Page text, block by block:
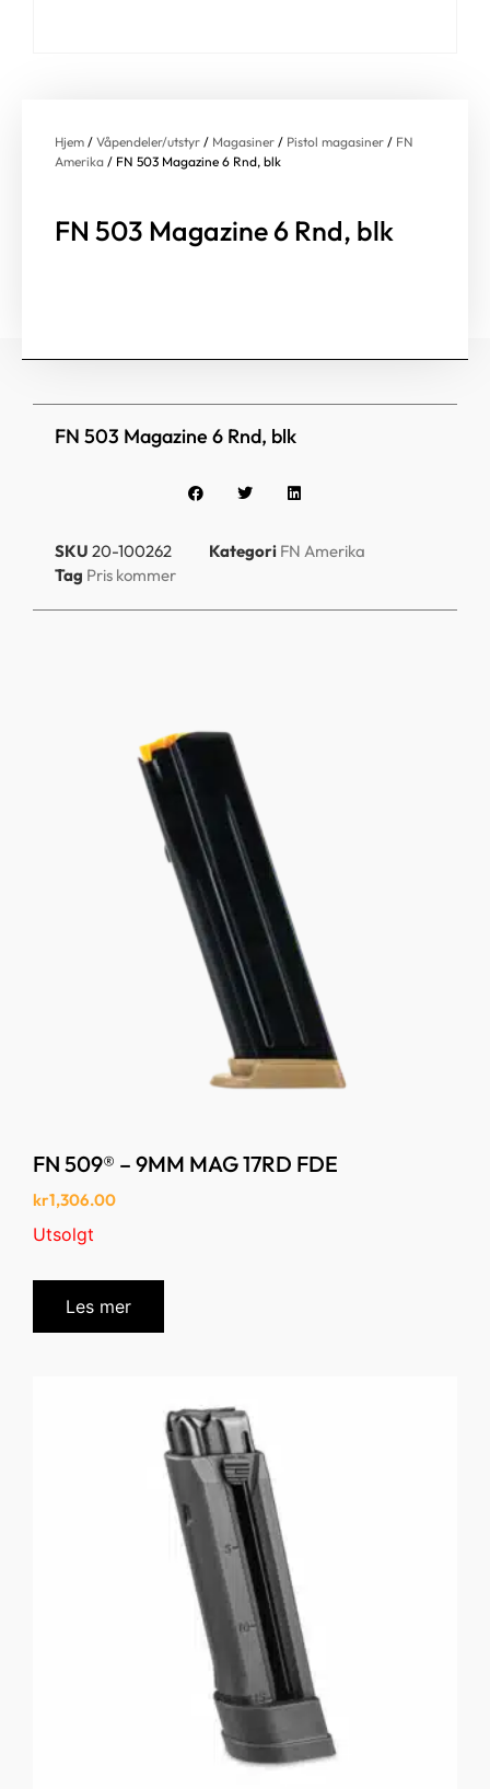
Hjem / Våpendeler/utstyr / Magasiner / Pistol magasiner / FN
Amerika / FN 503 Magazine 6 Rnd, blk
FN 503 Magazine 6 Rnd, blk
FN 503 Magazine 6 Rnd, blk
SKU 20-100262 Kategori FN Amerika
Tag Pris kommer
FN 509® – 9MM MAG 17RD FDE
kr1,306.00
Utsolgt
Les mer